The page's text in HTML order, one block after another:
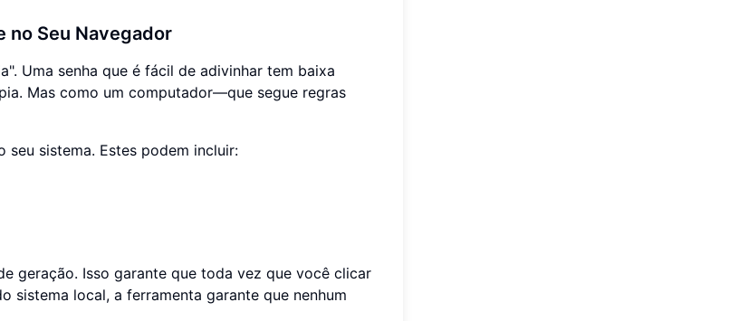
no Seu Navegador
Uma senha que é fácil de adivinhar tem baixa
Mas como um computador—que segue regras
sistema. Estes podem incluir:
geração. Isso garante que toda vez que você clicar
sistema local, a ferramenta garante que nenhum